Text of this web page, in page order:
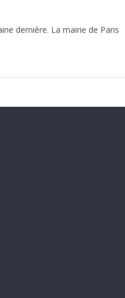
dernière. La mairie de Paris